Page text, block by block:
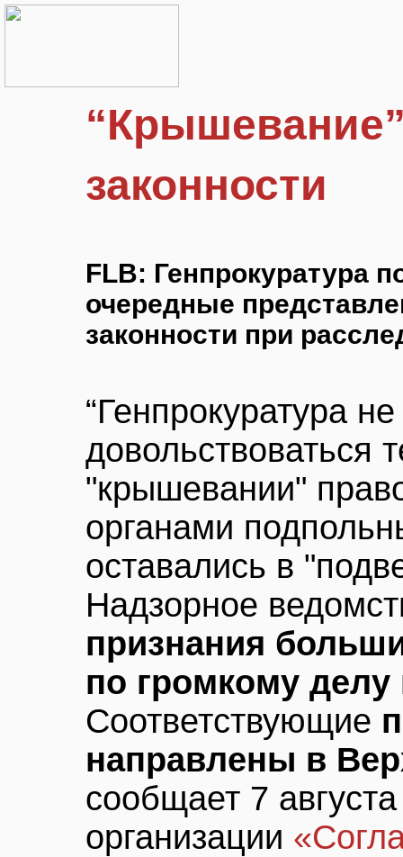
законности
FLB: Генпрокуратура
очередные
законности при
“Генпрокуратура
довольствоваться
"крышевании"
органами
оставались в
Надзорное
признания
по громкому
Соответствующие
направлены в
сообщает 7
организации